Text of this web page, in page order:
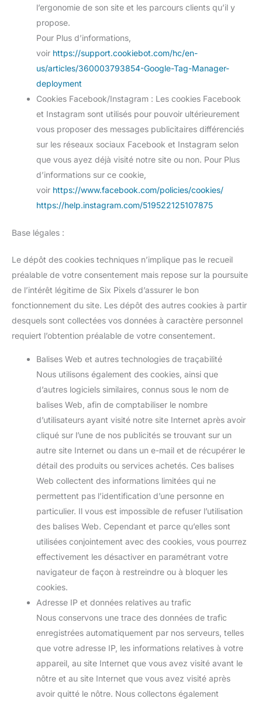
l’ergonomie de son site et les parcours clients qu’il y
propose.
Pour Plus d’informations,
voir https://support.cookiebot.com/hc/en-
us/articles/360003793854-Google-Tag-Manager-
deployment
Cookies Facebook/Instagram : Les cookies Facebook
et Instagram sont utilisés pour pouvoir ultérieurement
vous proposer des messages publicitaires différenciés
sur les réseaux sociaux Facebook et Instagram selon
que vous ayez déjà visité notre site ou non. Pour Plus
d’informations sur ce cookie,
voir https://www.facebook.com/policies/cookies/
https://help.instagram.com/519522125107875
Base légales :
Le dépôt des cookies techniques n’implique pas le recueil
préalable de votre consentement mais repose sur la poursuite
de l’intérêt légitime de Six Pixels d’assurer le bon
fonctionnement du site. Les dépôt des autres cookies à partir
desquels sont collectées vos données à caractère personnel
requiert l’obtention préalable de votre consentement.
Balises Web et autres technologies de traçabilité
Nous utilisons également des cookies, ainsi que
d’autres logiciels similaires, connus sous le nom de
balises Web, afin de comptabiliser le nombre
d’utilisateurs ayant visité notre site Internet après avoir
cliqué sur l’une de nos publicités se trouvant sur un
autre site Internet ou dans un e-mail et de récupérer le
détail des produits ou services achetés. Ces balises
Web collectent des informations limitées qui ne
permettent pas l’identification d’une personne en
particulier. Il vous est impossible de refuser l’utilisation
des balises Web. Cependant et parce qu’elles sont
utilisées conjointement avec des cookies, vous pourrez
effectivement les désactiver en paramétrant votre
navigateur de façon à restreindre ou à bloquer les
cookies.
Adresse IP et données relatives au trafic
Nous conservons une trace des données de trafic
enregistrées automatiquement par nos serveurs, telles
que votre adresse IP, les informations relatives à votre
appareil, au site Internet que vous avez visité avant le
nôtre et au site Internet que vous avez visité après
avoir quitté le nôtre. Nous collectons également